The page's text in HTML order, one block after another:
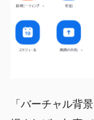
「バーチャル背